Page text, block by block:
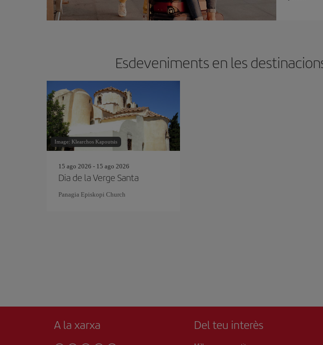
Esdeveniments en les
Image: Klearchos Kapoutsis
15 ago 2026 - 15 ago 2026
Dia de la Verge Santa
Panagia Episkopi Church
A la xarxa Del teu interès